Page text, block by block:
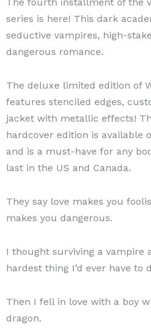
series is here! This dark
seductive vampires, high-
dangerous romance.
The deluxe limited edition of
features stenciled edges,
jacket with metallic effects!
hardcover edition is available
and is a must-have for any
last in the US and Canada.
They say love makes you
makes you dangerous.
I thought surviving a vampire
hardest thing I’d ever have to
Then I fell in love with a boy
dragon.